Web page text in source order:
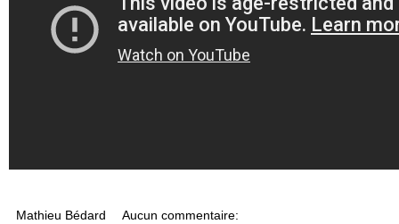
Mathieu Bédard Aucun commentaire: